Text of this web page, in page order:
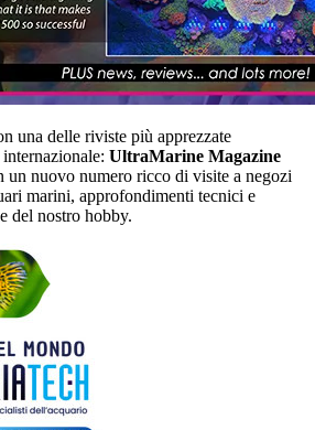
una delle riviste più apprezzate
UltraMarine Magazine
un nuovo numero ricco di visite a negozi
marini, approfondimenti tecnici e
del nostro hobby.